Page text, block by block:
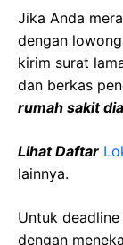
Jika Anda
dengan
kirim surat
dan berkas
rumah sakit
Lihat Daftar
lainnya.
Untuk
dengan